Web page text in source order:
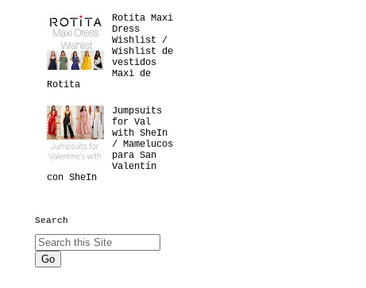
Rotita Maxi
Dress
Wishlist /
Wishlist de
vestidos
Maxi de
Rotita
Jumpsuits
for Val
with SheIn
/ Mamelucos
para San
Valentín
con SheIn
Search